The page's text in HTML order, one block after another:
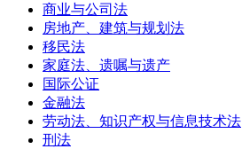
商业与公司法
房地产、建筑与规划法
移民法
家庭法、遗嘱与遗产
国际公证
金融法
劳动法、知识产权与信息技术法
刑法